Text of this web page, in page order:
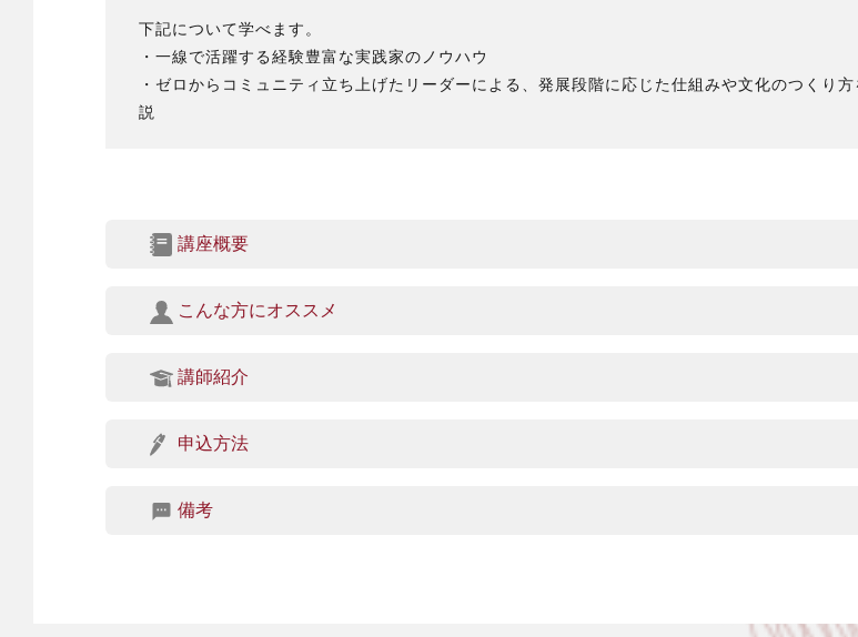
下記について学べます。
・一線で活躍する経験豊富な実践家のノウハウ
・ゼロからコミュニティ立ち上げたリーダーによる、発展段階に応じた仕組みや文化のつくり方
説
講座概要
こんな方にオススメ
講師紹介
申込方法
備考